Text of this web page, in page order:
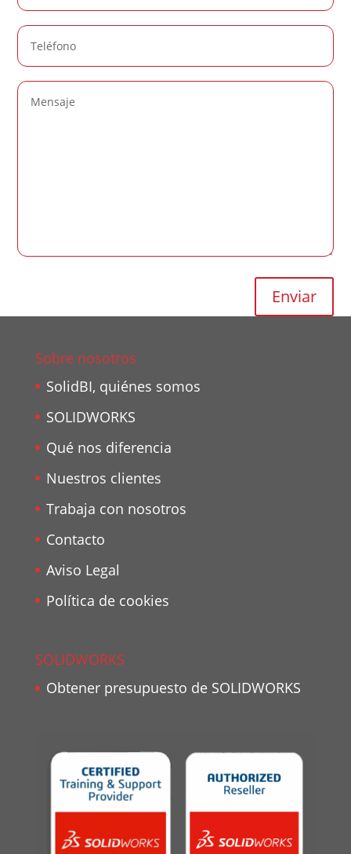
Sobre nosotros
SolidBI, quiénes somos
SOLIDWORKS
Qué nos diferencia
Nuestros clientes
Trabaja con nosotros
Contacto
Aviso Legal
Política de cookies
SOLIDWORKS
Obtener presupuesto de SOLIDWORKS